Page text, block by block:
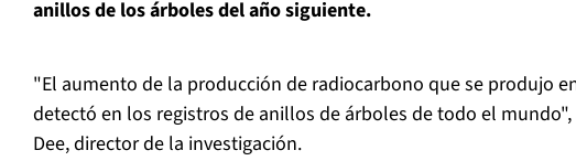
anillos de los árboles del año siguiente.
"El aumento de la producción de radiocarbono que se produjo
detectó en los registros de anillos de árboles de todo el mundo",
Dee, director de la investigación.